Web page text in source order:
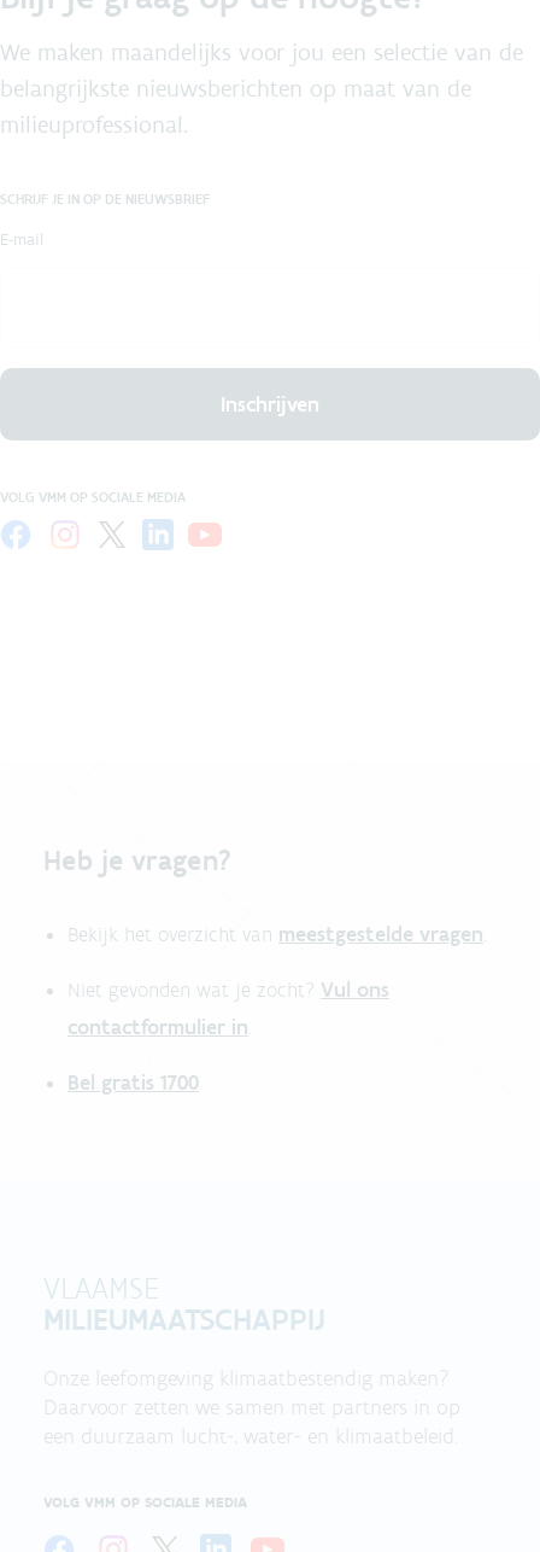
We maken maandelijks voor jou een selectie van de
belangrijkste nieuwsberichten op maat van de
milieuprofessional.
SCHRIJF JE IN OP DE NIEUWSBRIEF
E-mail
Inschrijven
VOLG VMM OP SOCIALE MEDIA
Heb je vragen?
Bekijk het overzicht van meestgestelde vragen.
Niet gevonden wat je zocht? Vul ons
contactformulier in.
Bel gratis 1700
VLAAMSE
MILIEUMAATSCHAPPIJ
Onze leefomgeving klimaatbestendig maken?
Daarvoor zetten we samen met partners in op
een duurzaam lucht-, water- en klimaatbeleid.
VOLG VMM OP SOCIALE MEDIA